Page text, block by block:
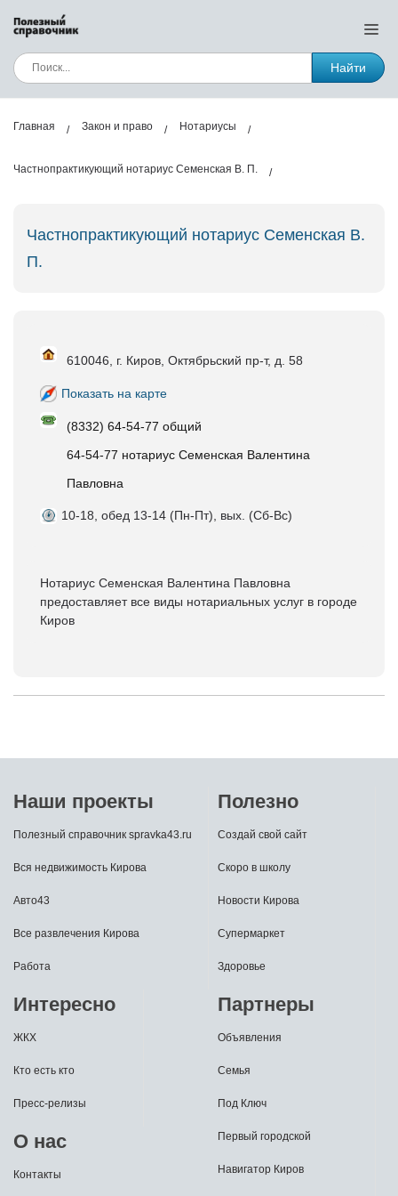
Найти
Главная Закон и право Нотариусы
Частнопрактикующий нотариус Семенская В. П.
Частнопрактикующий нотариус Семенская В.
П.
610046, г. Киров, Октябрьский пр-т, д. 58
Показать на карте
(8332) 64-54-77 общий
64-54-77 нотариус Семенская Валентина
Павловна
10-18, обед 13-14 (Пн-Пт), вых. (Сб-Вс)
Нотариус Семенская Валентина Павловна
предоставляет все виды нотариальных услуг в городе
Киров
Наши проекты
Полезный справочник spravka43.ru
Вся недвижимость Кирова
Авто43
Все развлечения Кирова
Работа
Полезно
Создай свой сайт
Скоро в школу
Новости Кирова
Супермаркет
Здоровье
Интересно
ЖКХ
Кто есть кто
Пресс-релизы
О нас
Контакты
Партнеры
Объявления
Семья
Под Ключ
Первый городской
Навигатор Киров